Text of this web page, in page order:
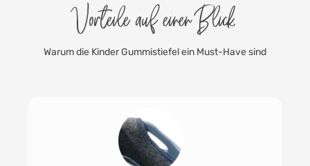
Vorteile auf einen Blick
Warum die Kinder Gummistiefel ein Must-Have sind